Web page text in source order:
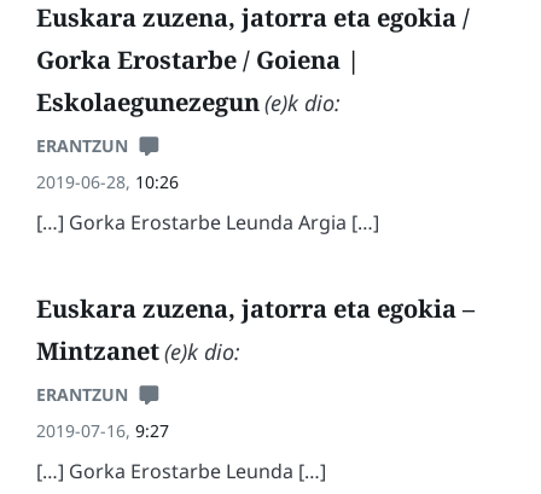
Euskara zuzena, jatorra eta egokia /
Gorka Erostarbe / Goiena |
Eskolaegunezegun(e)k dio:
ERANTZUN
2019-06-28, 10:26
[…] Gorka Erostarbe Leunda Argia […]
Euskara zuzena, jatorra eta egokia –
Mintzanet(e)k dio:
ERANTZUN
2019-07-16, 9:27
[…] Gorka Erostarbe Leunda […]